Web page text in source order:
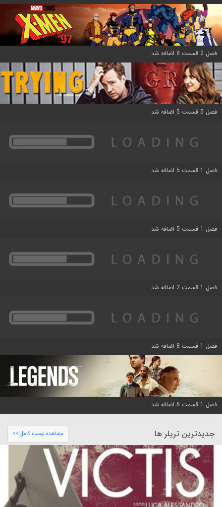
فصل 2 قسمت 8 اضافه شد
فصل 5 قسمت 5 اضافه شد
فصل 1 قسمت 5 اضافه شد
فصل 1 قسمت 5 اضافه شد
فصل 1 قسمت 2 اضافه شد
فصل 1 قسمت 8 اضافه شد
فصل 1 قسمت 6 اضافه شد
جدیدترین تریلر ها مشاهده لیست کامل >>